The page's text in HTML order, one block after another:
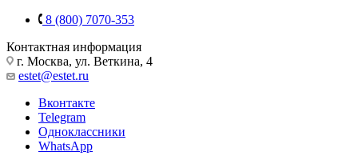
8 (800) 7070-353
Контактная информация
г. Москва, ул. Веткина, 4
estet@estet.ru
Вконтакте
Telegram
Одноклассники
WhatsApp